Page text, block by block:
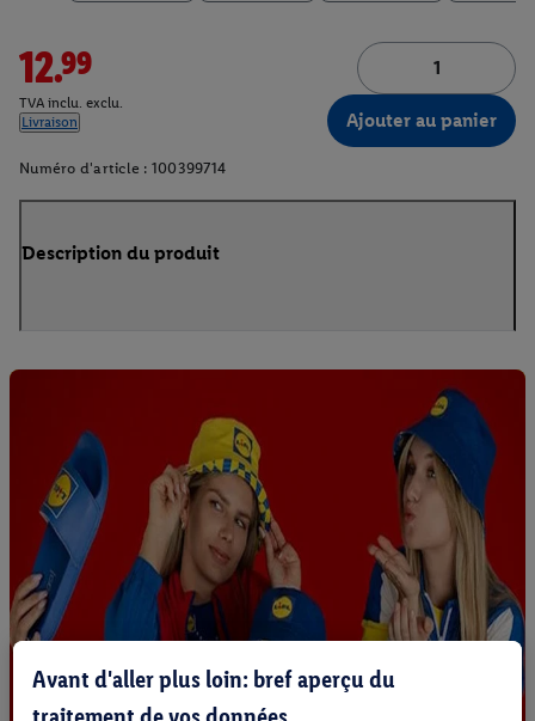
12.99
TVA inclu. exclu.
Livraison
Ajouter au panier
Numéro d'article : 100399714
Description du produit
Avant d'aller plus loin: bref aperçu du